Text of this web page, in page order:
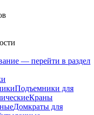
— перейти в раздел
Подъемники для
Краны
Домкраты для